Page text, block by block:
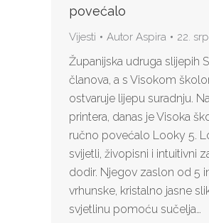
povećalo
Vijesti Autor Aspira 22.
Županijska udruga slijepih
članova, a s Visokom
ostvaruje lijepu suradnju.
printera, danas je Visoka
ručno povećalo Looky 5.
svijetli, živopisni i intuitivni
dodir. Njegov zaslon od 5
vrhunske, kristalno jasne
svjetlinu pomoću sučelja…